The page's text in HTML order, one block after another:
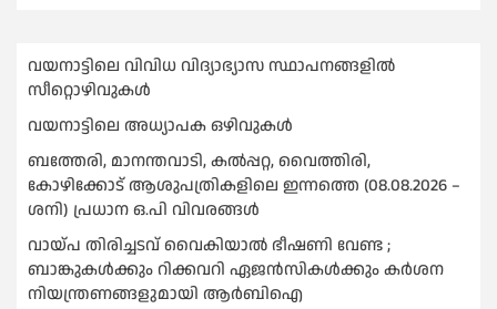
വയനാട്ടിലെ വിവിധ വിദ്യാഭ്യാസ സ്ഥാപനങ്ങളിൽ
സീറ്റൊഴിവുകൾ
വയനാട്ടിലെ അധ്യാപക ഒഴിവുകൾ
ബത്തേരി, മാനന്തവാടി, കൽപ്പറ്റ, വൈത്തിരി,
കോഴിക്കോട് ആശുപത്രികളിലെ ഇന്നത്തെ (08.08.2026 –
ശനി) പ്രധാന ഒ.പി വിവരങ്ങൾ
വായ്പ തിരിച്ചടവ് വൈകിയാല്‍ ഭീഷണി വേണ്ട ;
ബാങ്കുകള്‍ക്കും റിക്കവറി ഏജൻസികള്‍ക്കും കര്‍ശന
നിയന്ത്രണങ്ങളുമായി ആര്‍ബിഐ